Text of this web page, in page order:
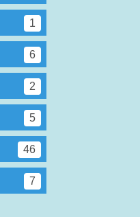
1
6
2
5
46
7